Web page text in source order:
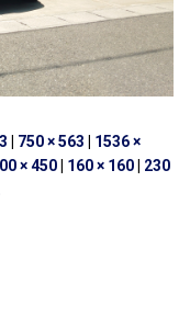
| 750 × 563 | 1536 ×
× 450| 160 × 160| 230